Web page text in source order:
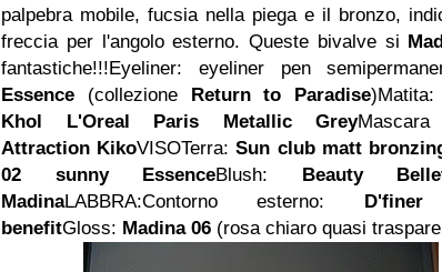
palpebra mobile, fucsia nella piega e il bronzo,
freccia per l'angolo esterno. Queste bivalve si
fantastiche!!!Eyeliner: eyeliner pen
Essence (collezione Return to Paradise
Khol L'Oreal Paris Metallic Grey
Attraction KikoVISOTerra:Sun club matt
02 sunny EssenceBlush: Beauty
MadinaLABBRA:Contorno esterno:
benefitGloss: Madina 06 (rosa chiaro quasi